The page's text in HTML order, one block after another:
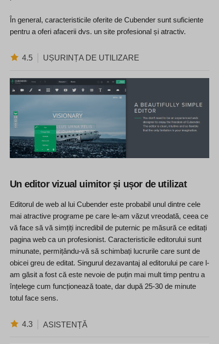
În general, caracteristicile oferite de Cubender sunt suficiente
pentru a oferi afacerii dvs. un site profesional și atractiv.
4.5 UȘURINȚA DE UTILIZARE
Un editor vizual uimitor și ușor de utilizat
Editorul de web al lui Cubender este probabil unul dintre cele
mai atractive programe pe care le-am văzut vreodată, ceea ce
vă face să vă simțiți incredibil de puternic pe măsură ce editați
pagina web ca un profesionist. Caracteristicile editorului sunt
minunate, permițându-vă să schimbați lucrurile care sunt de
obicei greu de editat. Singurul dezavantaj al editorului pe care l-
am găsit a fost că este nevoie de puțin mai mult timp pentru a
înțelege cum funcționează toate, dar după 25-30 de minute
totul face sens.
4.3 ASISTENȚĂ